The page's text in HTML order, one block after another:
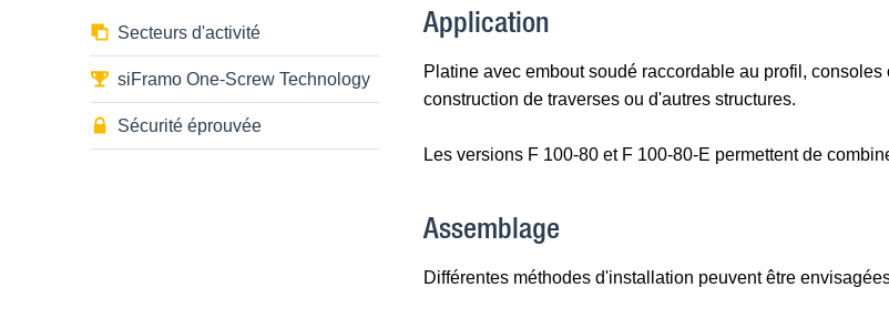
Secteurs d'activité
siFramo One-Screw Technology
Sécurité éprouvée
Application
Platine avec embout soudé raccordable au profil,
construction de traverses ou d'autres structures.
Les versions F 100-80 et F 100-80-E permettent de
Assemblage
Différentes méthodes d'installation peuvent être